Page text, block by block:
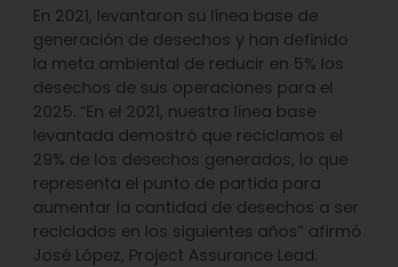
En 2021, levantaron su línea base de
generación de desechos y han definido
la meta ambiental de reducir en 5% los
desechos de sus operaciones para el
2025. “En el 2021, nuestra línea base
levantada demostró que reciclamos el
29% de los desechos generados, lo que
representa el punto de partida para
aumentar la cantidad de desechos a ser
reciclados en los siguientes años” afirmó
José López, Project Assurance Lead.